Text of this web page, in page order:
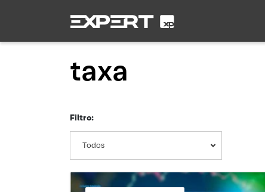
taxa
Filtro:
Todos